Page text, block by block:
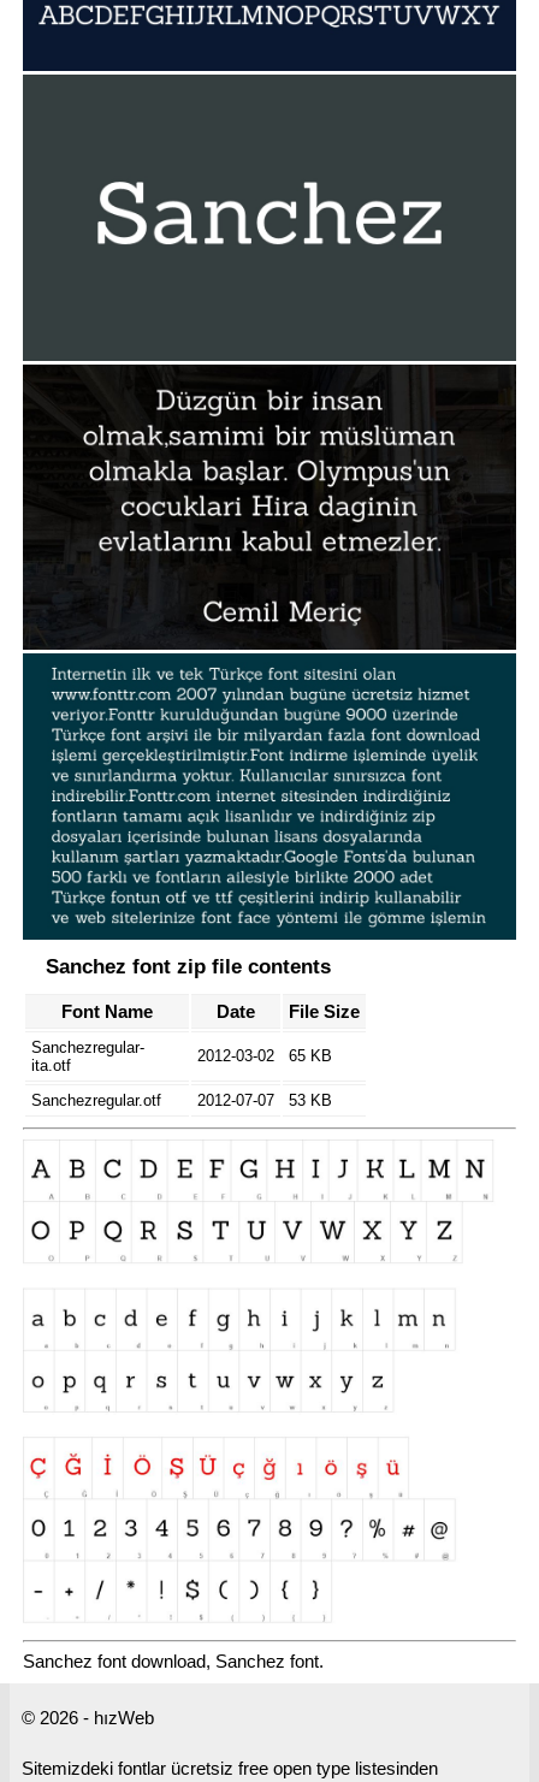
Sanchez font zip file contents
Font Name Date File Size
Sanchezregular-
ita.otf
2012-03-02 65 KB
Sanchezregular.otf 2012-07-07 53 KB
Sanchez font download, Sanchez font.
© 2026 - hızWeb
Sitemizdeki fontlar ücretsiz free open type listesinden